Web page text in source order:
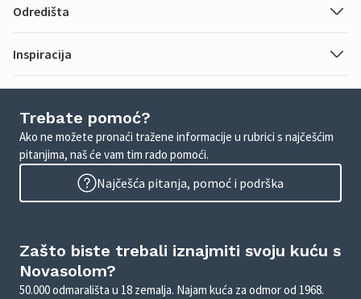
Odredišta
Inspiracija
Trebate pomoć?
Ako ne možete pronaći tražene informacije u rubrici s najčešćim
pitanjima, naš će vam tim rado pomoći.
Najčešća pitanja, pomoć i podrška
Zašto biste trebali iznajmiti svoju kuću s
Novasolom?
50.000 odmarališta u 18 zemalja. Najam kuća za odmor od 1968.